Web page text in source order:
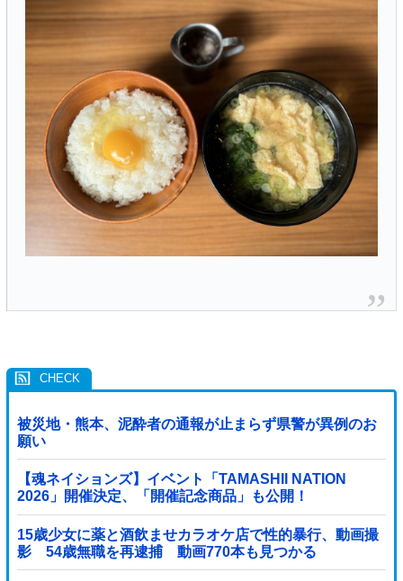
被災地・熊本、泥酔者の通報が止まらず県警が異例のお
願い
【魂ネイションズ】イベント「TAMASHII NATION
2026」開催決定、「開催記念商品」も公開！
15歳少女に薬と酒飲ませカラオケ店で性的暴行、動画撮
影 54歳無職を再逮捕 動画770本も見つかる